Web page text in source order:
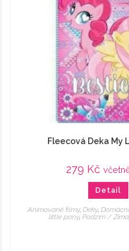
Fleecová Deka My
279 Kč
Detail
Animované filmy,Deky,
little pony,Podzim / Zima